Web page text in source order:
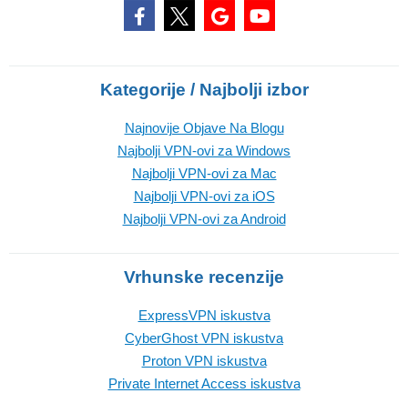
Kategorije / Najbolji izbor
Najnovije Objave Na Blogu
Najbolji VPN-ovi za Windows
Najbolji VPN-ovi za Mac
Najbolji VPN-ovi za iOS
Najbolji VPN-ovi za Android
Vrhunske recenzije
ExpressVPN iskustva
CyberGhost VPN iskustva
Proton VPN iskustva
Private Internet Access iskustva